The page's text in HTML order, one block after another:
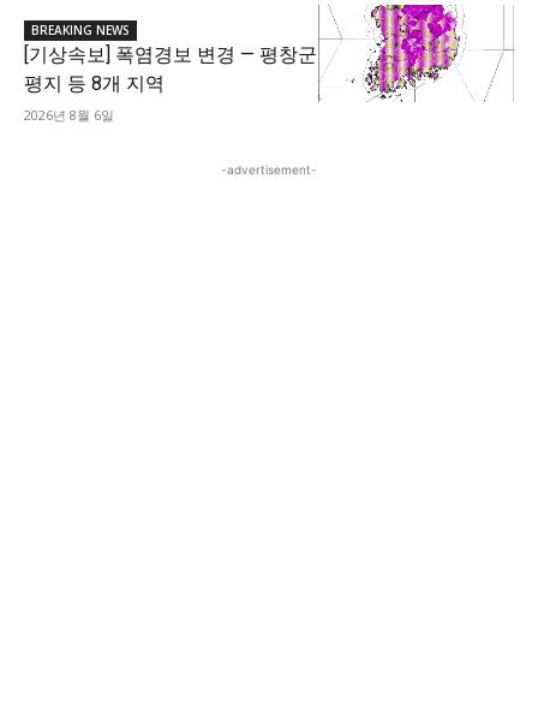
BREAKING NEWS
[기상속보] 폭염경보 변경 — 평창군
평지 등 8개 지역
2026년 8월 6일
-advertisement-